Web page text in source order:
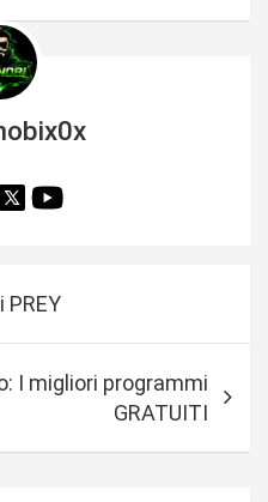
PREY
I migliori programmi
GRATUITI